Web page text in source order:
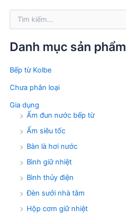
:
k
i
m
Danh mục sản phẩm
Bếp từ Kolbe
Chưa phân loại
Gia dụng
Ấm đun nước bếp từ
Ấm siêu tốc
Bàn là hơi nước
Bình giữ nhiệt
Bình thủy điện
Đèn sưởi nhà tắm
Hộp cơm giữ nhiệt